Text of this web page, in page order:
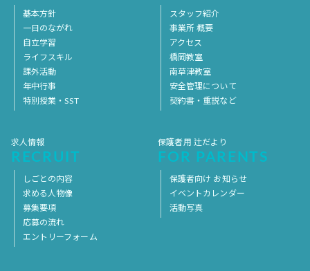
基本方針
一日のながれ
自立学習
ライフスキル
課外活動
年中行事
特別授業・SST
スタッフ紹介
事業所 概要
アクセス
橋岡教室
南草津教室
安全管理について
契約書・重説など
求人情報
RECRUIT
しごとの内容
求める人物像
募集要項
応募の流れ
エントリーフォーム
保護者用 辻だより
FOR PARENTS
保護者向け お知らせ
イベントカレンダー
活動写真